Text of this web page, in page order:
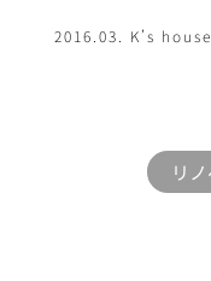
2016.03. K’s house
リ